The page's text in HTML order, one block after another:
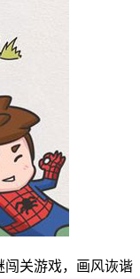
闯关游戏，画风诙谐